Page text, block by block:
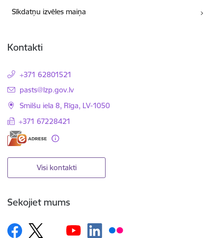
Sīkdatņu izvēles maiņa
Kontakti
+371 62801521
E-pasts:
pasts@lzp.gov.lv
Smilšu iela 8, Rīga, LV-1050
+371 67228421
Visi kontakti
Sekojiet mums